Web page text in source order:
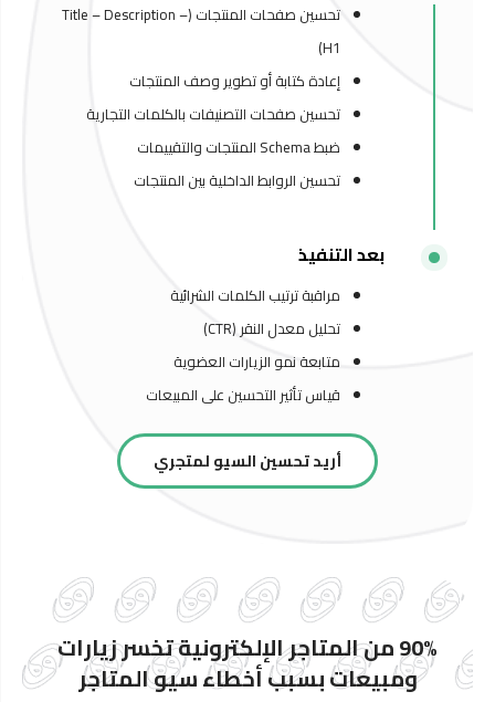
تحسين صفحات المنتجات (Title – Description –
H1)
إعادة كتابة أو تطوير وصف المنتجات
تحسين صفحات التصنيفات بالكلمات التجارية
ضبط Schema المنتجات والتقييمات
تحسين الروابط الداخلية بين المنتجات
بعد التنفيذ
مراقبة ترتيب الكلمات الشرائية
تحليل معدل النقر (CTR)
متابعة نمو الزيارات العضوية
قياس تأثير التحسين على المبيعات
أريد تحسين السيو لمتجري
90% من المتاجر الإلكترونية تخسر زيارات
ومبيعات بسبب أخطاء سيو المتاجر